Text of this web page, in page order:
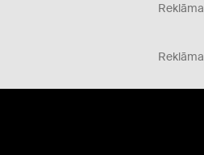
Reklāma
Reklāma